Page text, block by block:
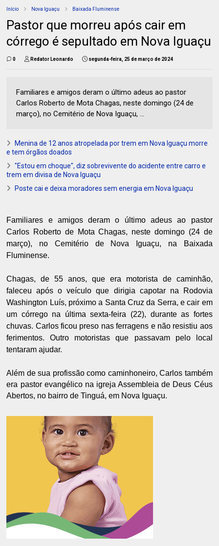
Início Nova Iguaçu Baixada Fluminense
Pastor que morreu após cair em
córrego é sepultado em Nova Iguaçu
0 Redator Leonardo segunda-feira, 25 de março de 2024
Familiares e amigos deram o último adeus ao pastor
Carlos Roberto de Mota Chagas, neste domingo (24 de
março), no Cemitério de Nova Iguaçu, ...
Menina de 12 anos atropelada por trem em Nova Iguaçu morre
e tem órgãos doados
"Estou em choque", diz sobrevivente do acidente entre carro e
trem em divisa de Nova Iguaçu
Poste cai e deixa moradores sem energia em Nova Iguaçu
Familiares e amigos deram o último adeus ao pastor
Carlos Roberto de Mota Chagas, neste domingo (24 de
março), no Cemitério de Nova Iguaçu, na Baixada
Fluminense.
Chagas, de 55 anos, que era motorista de caminhão,
faleceu após o veículo que dirigia capotar na Rodovia
Washington Luís, próximo a Santa Cruz da Serra, e cair em
um córrego na última sexta-feira (22), durante as fortes
chuvas. Carlos ficou preso nas ferragens e não resistiu aos
ferimentos. Outro motoristas que passavam pelo local
tentaram ajudar.
Além de sua profissão como caminhoneiro, Carlos também
era pastor evangélico na igreja Assembleia de Deus Céus
Abertos, no bairro de Tinguá, em Nova Iguaçu.